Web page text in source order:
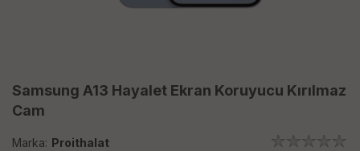
Samsung A13 Hayalet Ekran Koruyucu Kırılmaz
Cam
Marka: Proithalat